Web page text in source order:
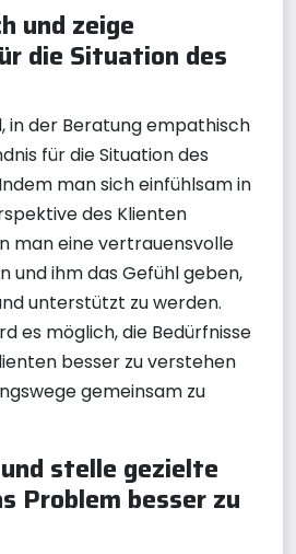
und zeige
die Situation des
in der Beratung empathisch
für die Situation des
man sich einfühlsam in
des Klienten
man eine vertrauensvolle
und ihm das Gefühl geben,
unterstützt zu werden.
es möglich, die Bedürfnisse
besser zu verstehen
gemeinsam zu
stelle gezielte
Problem besser zu